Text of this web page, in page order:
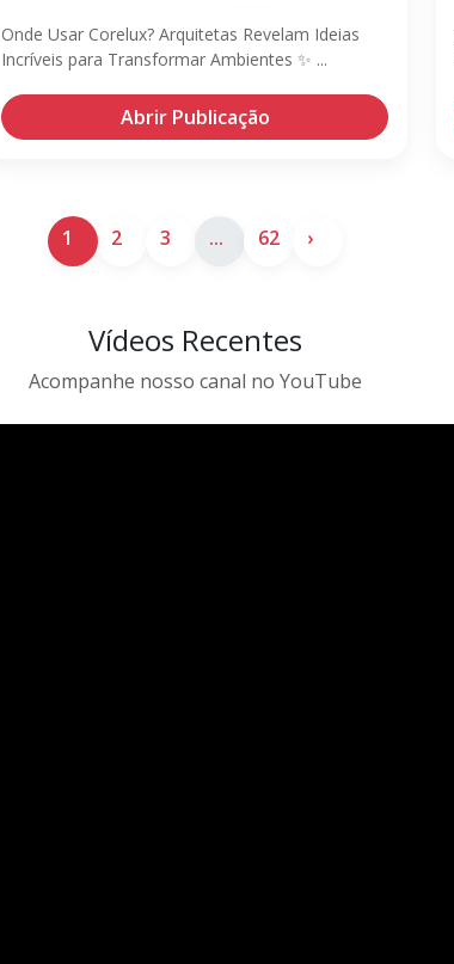
Onde Usar Corelux? Arquitetas Revelam Ideias
Incríveis para Transformar Ambientes ✨ ...
Abrir Publicação
1 2 3 ... 62 ›
Vídeos Recentes
Acompanhe nosso canal no YouTube